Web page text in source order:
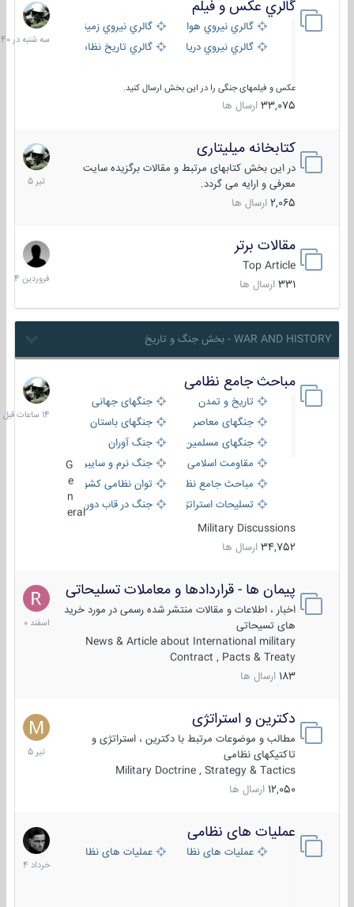
گالري عكس و فيلم
گالري نيروي هوايي
گالري نيروي زميني
گالري نيروي دريايي
گالري تاریخ نظامی
عکس و فیلمهای جنگی را در این بخش ارسال کنید.
33,075 ارسال ها
سه
شنبه
در
کتابخانه میلیتاری
در این بخش کتابهای مرتبط و مقالات برگزیده سایت
معرفی و ارایه می گردد.
2,065 ارسال ها
16
تیر
1405
مقالات برتر
Top Article
331 ارسال ها
29
فروردین
1404
WAR AND HISTORY - بخش جنگ و تاریخ
مباحث جامع نظامی
تاریخ و تمدن
جنگهای جهانی
جنگهای معاصر
جنگهای باستان
جنگهای مسلمین
جنگ آوران
مقاومت اسلامی
جنگ نرم و سایبری
مباحث جامع نظامی
توان نظامی کشورها
تسلیحات استراتژیک
جنگ در قاب دوربین
eral
Military Discussions
34,752 ارسال ها
14
ساعات
قبل
پیمان ها - قراردادها و معاملات تسلیحاتی
اخبار ، اطلاعات و مقالات منتشر شده رسمی در مورد خرید
های تسیحاتی
News & Article about International military
Contract , Pacts & Treaty
183 ارسال ها
7
اسفند
1400
دکترین و استراتژی
مطالب و موضوعات مرتبط با دکترین ، استراتژی و
تاکتیکهای نظامی
Military Doctrine , Strategy & Tactics
12,050 ارسال ها
27
تیر
1405
عملیات های نظامی
عملیات های نظامی ایرانعملیات های نظامی خارجی
5
خرداد
1404